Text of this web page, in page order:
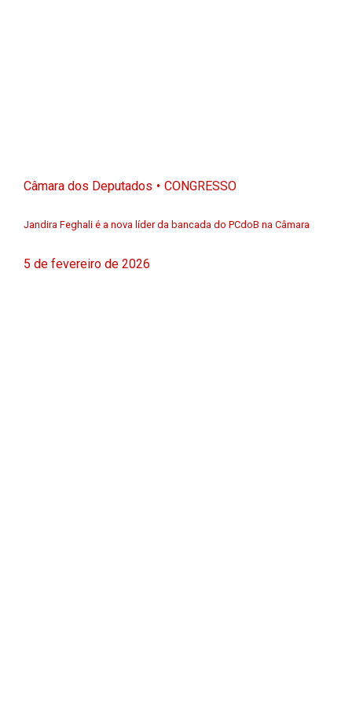
Câmara dos Deputados CONGRESSO
Jandira Feghali é a nova líder da bancada do PCdoB na Câmara
5 de fevereiro de 2026